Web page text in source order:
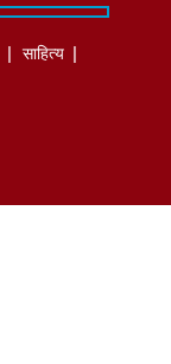
साहित्‍य